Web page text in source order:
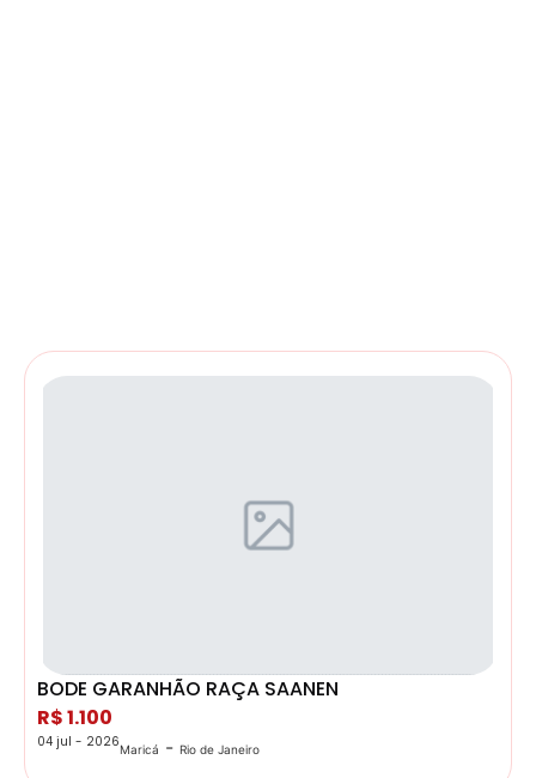
BODE GARANHÃO RAÇA SAANEN
R$ 1.100
04 jul - 2026Maricá - Rio de Janeiro